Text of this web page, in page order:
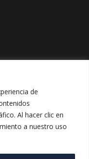
de
Al hacer clic en
a nuestro uso